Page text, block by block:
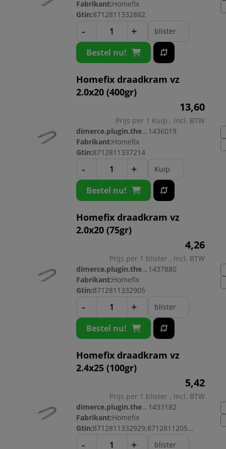
Fabrikant:Homefix
Gtin:8712811332882
- + blister
Bestel nu!
Homefix draadkram vz
2.0x20 (400gr)
13,60
Prijs per 1 Kuip , Incl. BTW
dimerce.plugin.theme.productnr: 1436019
Fabrikant:Homefix
Gtin:8712811337214
- + Kuip
Bestel nu!
Homefix draadkram vz
2.0x20 (75gr)
4,26
Prijs per 1 blister , Incl. BTW
dimerce.plugin.theme.productnr: 1437880
Fabrikant:Homefix
Gtin:8712811332905
- + blister
Bestel nu!
Homefix draadkram vz
2.4x25 (100gr)
5,42
Prijs per 1 blister , Incl. BTW
dimerce.plugin.theme.productnr: 1433182
Fabrikant:Homefix
Gtin:
8712811332929,8712811205254
- + blister